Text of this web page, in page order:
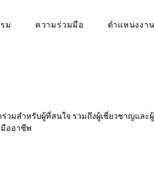
ม ความร่วมมือ ตำแหน่งงาน
วมสำหรับผู้ที่สนใจ รวมถึงผู้เชี่ยวชาญและ
มืออาชีพ